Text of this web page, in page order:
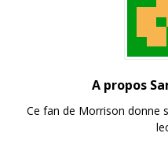
A propos
Ce fan de Morrison donne